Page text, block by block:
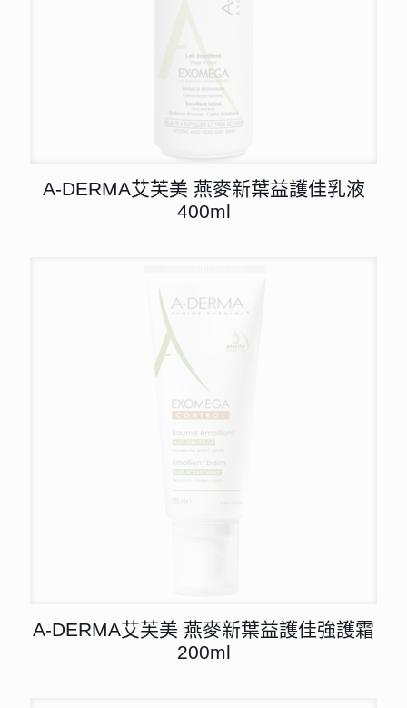
A-DERMA艾芙美 燕麥新葉益護佳乳液
400ml
A-DERMA艾芙美 燕麥新葉益護佳強護霜
200ml